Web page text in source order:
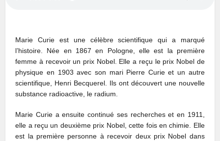
Marie Curie est une célèbre scientifique qui a marqué
l’histoire. Née en 1867 en Pologne, elle est la première
femme à recevoir un prix Nobel. Elle a reçu le prix Nobel de
physique en 1903 avec son mari Pierre Curie et un autre
scientifique, Henri Becquerel. Ils ont découvert une nouvelle
substance radioactive, le radium.
Marie Curie a ensuite continué ses recherches et en 1911,
elle a reçu un deuxième prix Nobel, cette fois en chimie. Elle
est la première personne à recevoir deux prix Nobel dans